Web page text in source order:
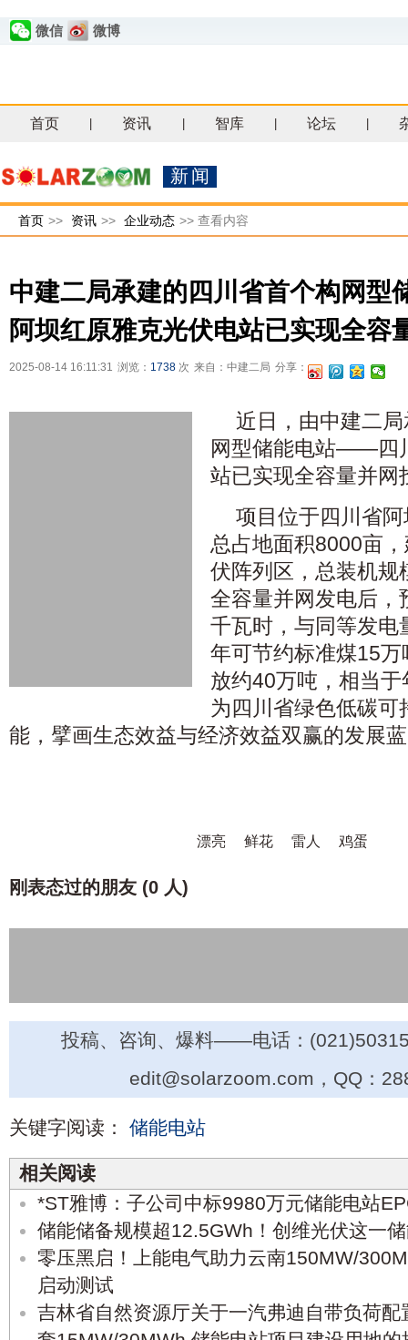
微信 微博
首页 资讯 智库 论坛
新闻
首页 >> 资讯 >> 企业动态 >> 查看内容
中建二局承建的四川省首个构网
阿坝红原雅克光伏电站已实现全容
2025-08-14 16:11:31 浏览： 1738 次 来自：中建二局 分享：
近日，由中建二
网型储能电站——四
站已实现全容量并网
项目位于四川省
总占地面积8000亩
伏阵列区，总装机规
全容量并网发电后，
千瓦时，与同等发电
年可节约标准煤15
放约40万吨，相当
为四川省绿色低碳
能，擘画生态效益与经济效益双赢的发展
漂亮 鲜花 雷人 鸡蛋
刚表态过的朋友 (0 人)
投稿、咨询、爆料——电话：
edit@solarzoom.com，QQ：
关键字阅读： 储能电站
相关阅读
*ST雅博：子公司中标9980万元储能电站
储能储备规模超12.5GWh！创维光伏这一
零压黑启！上能电气助力云南150MW/
启动测试
吉林省自然资源厅关于一汽弗迪自带负荷